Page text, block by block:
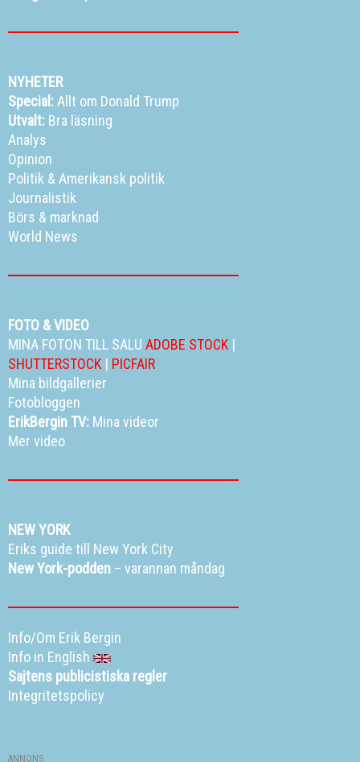
NYHETER
Special:Allt om Donald Trump
Utvalt: Bra läsning
Analys
Opinion
Politik & Amerikansk politik
Journalistik
Börs & marknad
World News
FOTO & VIDEO
MINA FOTON TILL SALU ADOBE STOCK |
SHUTTERSTOCK | PICFAIR
Mina bildgallerier
Fotobloggen
ErikBergin TV: Mina videor
Mer video
NEW YORK
Eriks guide till New York City
New York-podden – varannan måndag
Info/Om Erik Bergin
Info in English
Sajtens publicistiska regler
Integritetspolicy
ANNONS